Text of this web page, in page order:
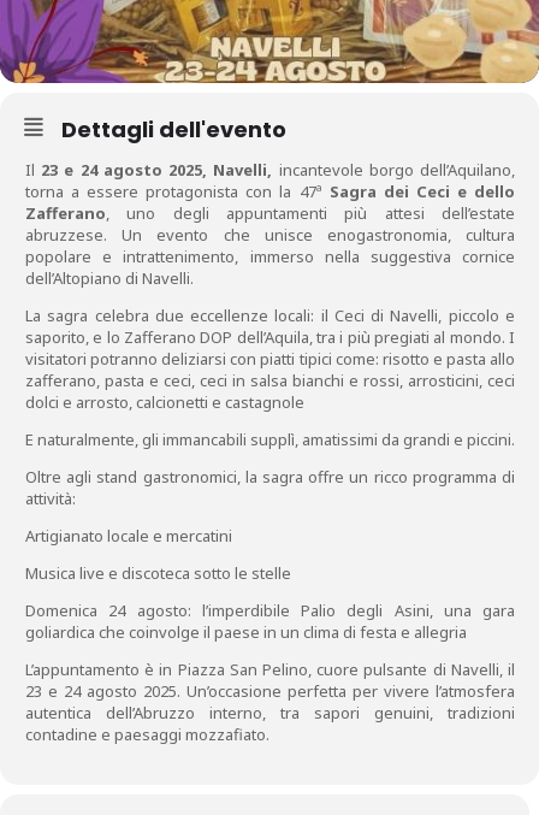
Dettagli dell'evento
Il 23 e 24 agosto 2025, Navelli, incantevole borgo dell’Aquilano,
torna a essere protagonista con la 47ª Sagra dei Ceci e dello
Zafferano, uno degli appuntamenti più attesi dell’estate
abruzzese. Un evento che unisce enogastronomia, cultura
popolare e intrattenimento, immerso nella suggestiva cornice
dell’Altopiano di Navelli.
La sagra celebra due eccellenze locali: il Ceci di Navelli, piccolo e
saporito, e lo Zafferano DOP dell’Aquila, tra i più pregiati al mondo. I
visitatori potranno deliziarsi con piatti tipici come: risotto e pasta allo
zafferano, pasta e ceci, ceci in salsa bianchi e rossi, arrosticini, ceci
dolci e arrosto, calcionetti e castagnole
E naturalmente, gli immancabili supplì, amatissimi da grandi e piccini.
Oltre agli stand gastronomici, la sagra offre un ricco programma di
attività:
Artigianato locale e mercatini
Musica live e discoteca sotto le stelle
Domenica 24 agosto: l’imperdibile Palio degli Asini, una gara
goliardica che coinvolge il paese in un clima di festa e allegria
L’appuntamento è in Piazza San Pelino, cuore pulsante di Navelli, il
23 e 24 agosto 2025. Un’occasione perfetta per vivere l’atmosfera
autentica dell’Abruzzo interno, tra sapori genuini, tradizioni
contadine e paesaggi mozzafiato.